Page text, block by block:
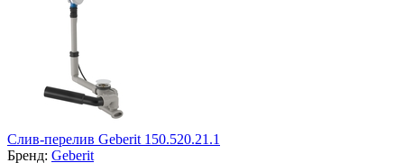
Слив-перелив Geberit 150.520.21.1
Бренд: Geberit